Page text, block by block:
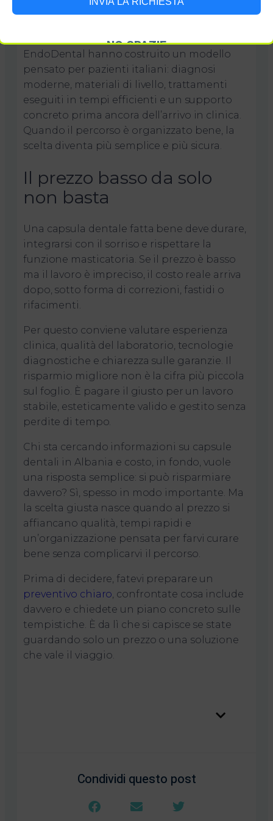
quasi quanto la parte clinica.
È anche per questo che realtà come
EndoDental hanno costruito un modello
pensato per pazienti italiani: diagnosi
moderne, materiali di livello, trattamenti
eseguiti in tempi efficienti e un supporto
concreto prima ancora dell’arrivo in clinica.
Quando il percorso è organizzato bene, la
scelta diventa più semplice e più sicura.
Il prezzo basso da solo
non basta
Una capsula dentale fatta bene deve durare,
integrarsi con il sorriso e rispettare la
funzione masticatoria. Se il prezzo è basso
ma il lavoro è impreciso, il costo reale arriva
dopo, sotto forma di correzioni, fastidi o
rifacimenti.
Per questo conviene valutare esperienza
clinica, qualità del laboratorio, tecnologie
diagnostiche e chiarezza sulle garanzie. Il
risparmio migliore non è la cifra più piccola
sul foglio. È pagare il giusto per un lavoro
stabile, esteticamente valido e gestito senza
perdite di tempo.
Chi sta cercando informazioni su capsule
dentali in Albania e costo, in fondo, vuole
una risposta semplice: si può risparmiare
davvero? Sì, spesso in modo importante. Ma
la scelta giusta nasce quando al prezzo si
affiancano qualità, tempi rapidi e
un’organizzazione pensata per farvi curare
bene senza complicarvi il percorso.
Prima di decidere, fatevi preparare un
preventivo chiaro, confrontate cosa include
davvero e chiedete un piano concreto sulle
tempistiche. È da lì che si capisce se state
guardando solo un prezzo o una soluzione
che vale il viaggio.
Condividi questo post
NO GRAZIE